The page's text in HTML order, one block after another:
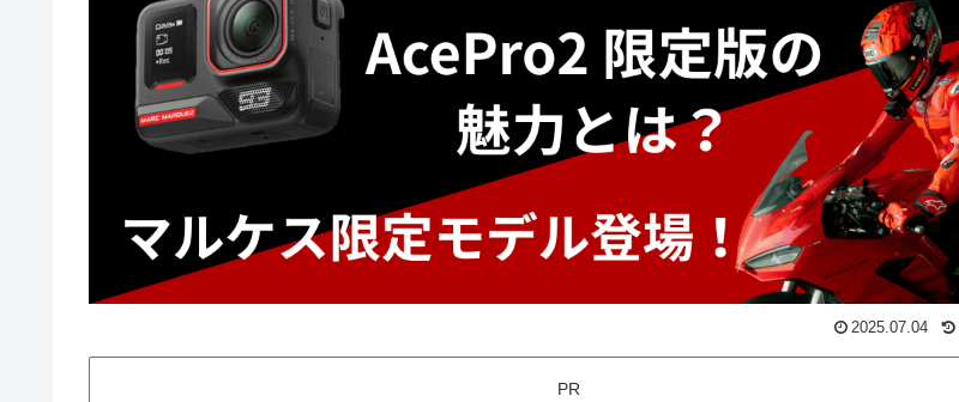
2025.07.04
PR